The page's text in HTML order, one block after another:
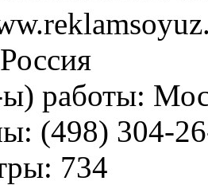
Россия
работы:
(498) 304-
734